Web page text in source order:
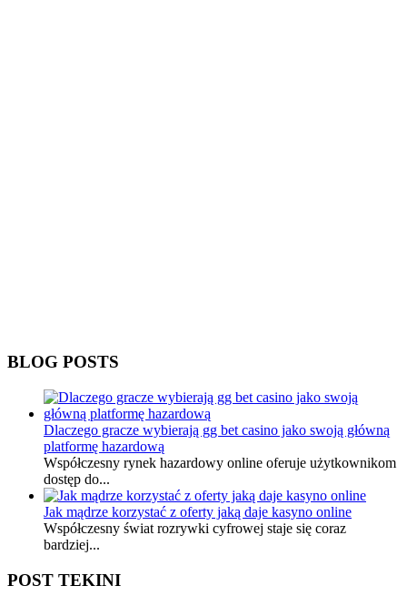
BLOG POSTS
Dlaczego gracze wybierają gg bet casino jako swoją główną
platformę hazardową
Współczesny rynek hazardowy online oferuje użytkownikom
dostęp do...
Jak mądrze korzystać z oferty jaką daje kasyno online
Współczesny świat rozrywki cyfrowej staje się coraz
bardziej...
POST TEKINI